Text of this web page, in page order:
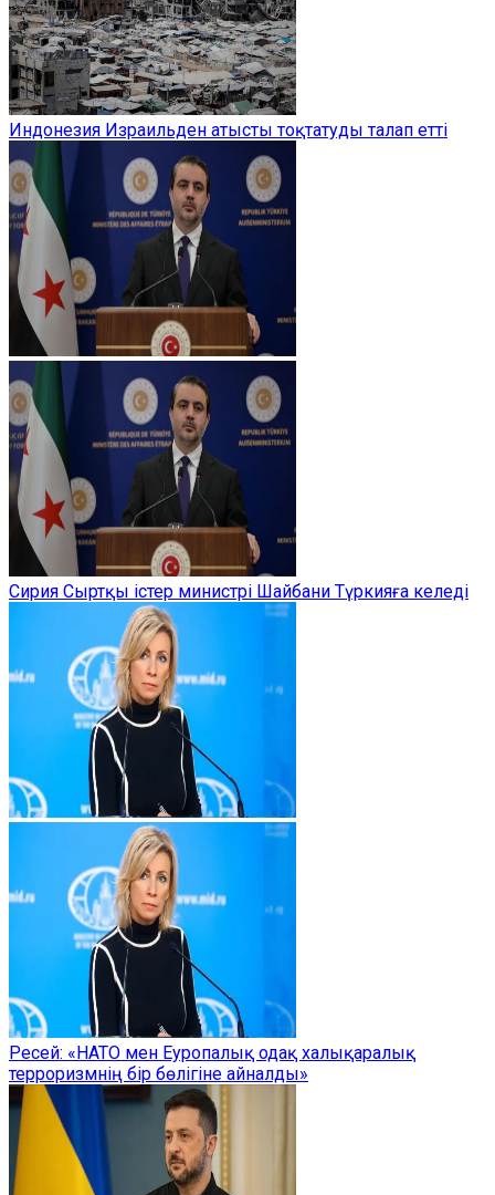
Индонезия Израильден атысты тоқтатуды талап етті
Сирия Сыртқы істер министрі Шайбани Түркияға келеді
Ресей: «НАТО мен Еуропалық одақ халықаралық
терроризмнің бір бөлігіне айналды»